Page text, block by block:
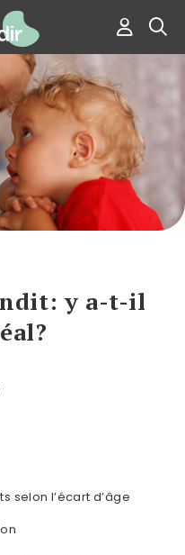
y a-t-il
selon l’écart d’âge